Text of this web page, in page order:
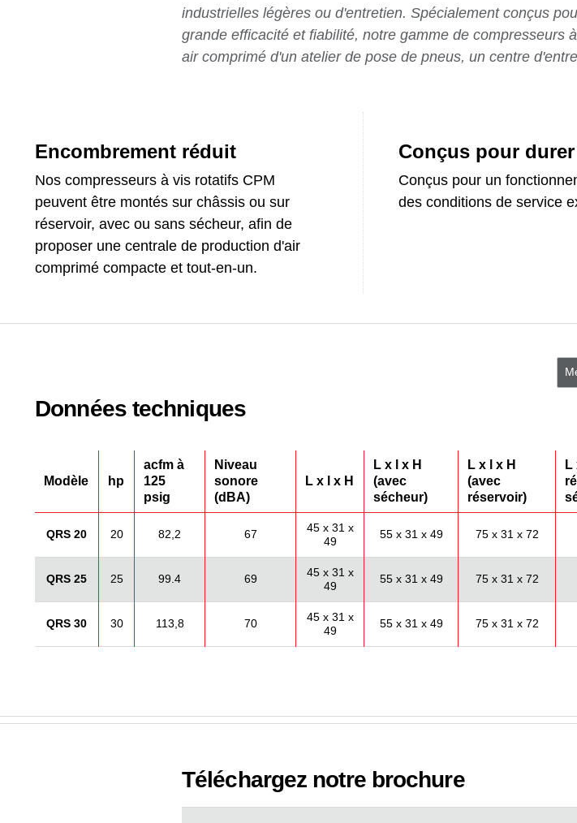
industrielles légères ou d'entretien. Spécialement conçus
grande efficacité et fiabilité, notre gamme de compresseurs
air comprimé d'un atelier de pose de pneus, un centre
Encombrement réduit
Nos compresseurs à vis rotatifs CPM
peuvent être montés sur châssis ou sur
réservoir, avec ou sans sécheur, afin de
proposer une centrale de production d'air
comprimé compacte et tout-en-un.
Conçus pour durer
Conçus pour un
des conditions de service
Données techniques
Modèle hp
acfm à
125
psig
Niveau
sonore
(dBA)
L x l x H
L x l x H
(avec
sécheur)
L x l x H
(avec
réservoir)
L
QRS 20 20 82,2 67
45 x 31 x
49
55 x 31 x 49 75 x 31 x 72
QRS 25 25 99.4 69
45 x 31 x
49
55 x 31 x 49 75 x 31 x 72
QRS 30 30 113,8 70
45 x 31 x
49
55 x 31 x 49 75 x 31 x 72
Téléchargez notre brochure